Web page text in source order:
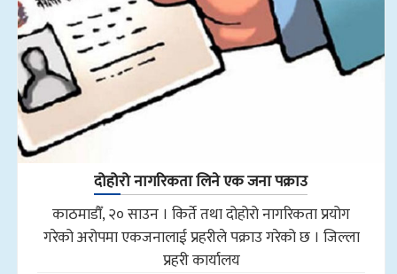
दोहोरो नागरिकता लिने एक जना पक्राउ
काठमाडौँ, २० साउन । किर्ते तथा दोहोरो नागरिकता प्रयोग
गरेको अरोपमा एकजनालाई प्रहरीले पक्राउ गरेको छ । जिल्ला
प्रहरी कार्यालय